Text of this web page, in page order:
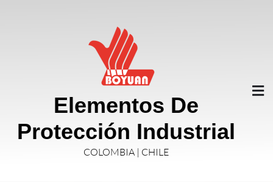
Elementos De
Protección Industrial
COLOMBIA | CHILE